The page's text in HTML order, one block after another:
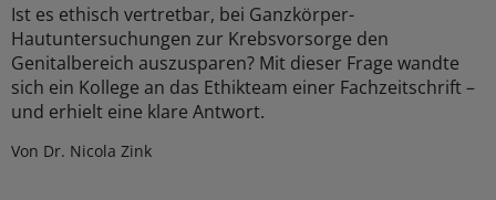
Ist es ethisch vertretbar, bei Ganzkörper-
Hautuntersuchungen zur Krebsvorsorge den
Genitalbereich auszusparen? Mit dieser Frage wandte
sich ein Kollege an das Ethikteam einer Fachzeitschrift –
und erhielt eine klare Antwort.
Von Dr. Nicola Zink